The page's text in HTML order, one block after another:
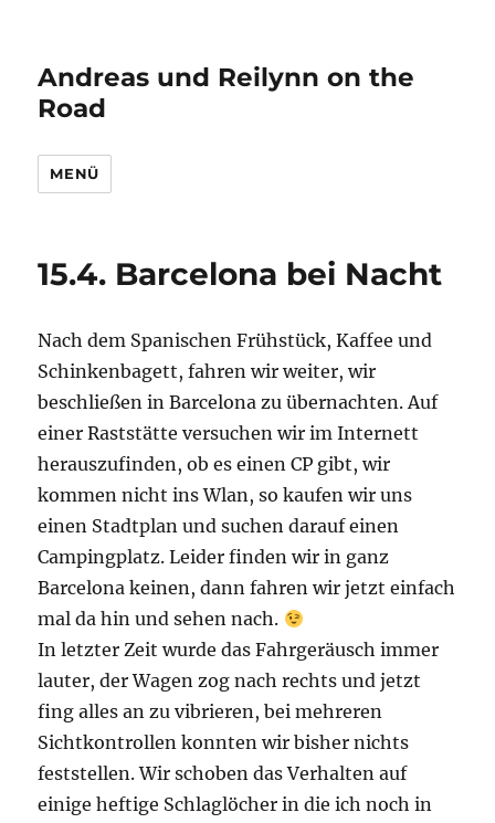
Andreas und Reilynn on the
Road
MENÜ
15.4. Barcelona bei Nacht
Nach dem Spanischen Frühstück, Kaffee und
Schinkenbagett, fahren wir weiter, wir
beschließen in Barcelona zu übernachten. Auf
einer Raststätte versuchen wir im Internett
herauszufinden, ob es einen CP gibt, wir
kommen nicht ins Wlan, so kaufen wir uns
einen Stadtplan und suchen darauf einen
Campingplatz. Leider finden wir in ganz
Barcelona keinen, dann fahren wir jetzt einfach
mal da hin und sehen nach.
In letzter Zeit wurde das Fahrgeräusch immer
lauter, der Wagen zog nach rechts und jetzt
fing alles an zu vibrieren, bei mehreren
Sichtkontrollen konnten wir bisher nichts
feststellen. Wir schoben das Verhalten auf
einige heftige Schlaglöcher in die ich noch in